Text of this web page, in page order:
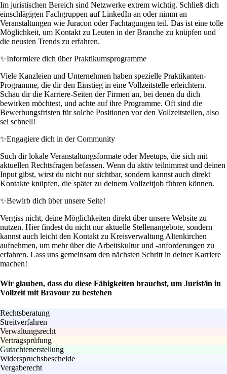
Im juristischen Bereich sind Netzwerke extrem wichtig. Schließ dich
einschlägigen Fachgruppen auf LinkedIn an oder nimm an
Veranstaltungen wie Juracon oder Fachtagungen teil. Das ist eine tolle
Möglichkeit, um Kontakt zu Leuten in der Branche zu knüpfen und
die neusten Trends zu erfahren.
✨Informiere dich über Praktikumsprogramme
Viele Kanzleien und Unternehmen haben spezielle Praktikanten-
Programme, die dir den Einstieg in eine Vollzeitstelle erleichtern.
Schau dir die Karriere-Seiten der Firmen an, bei denen du dich
bewirken möchtest, und achte auf ihre Programme. Oft sind die
Bewerbungsfristen für solche Positionen vor den Vollzeitstellen, also
sei schnell!
✨Engagiere dich in der Community
Such dir lokale Veranstaltungsformate oder Meetups, die sich mit
aktuellen Rechtsfragen befassen. Wenn du aktiv teilnimmst und deinen
Input gibst, wirst du nicht nur sichtbar, sondern kannst auch direkt
Kontakte knüpfen, die später zu deinem Vollzeitjob führen können.
✨Bewirb dich über unsere Seite!
Vergiss nicht, deine Möglichkeiten direkt über unsere Website zu
nutzen. Hier findest du nicht nur aktuelle Stellenangebote, sondern
kannst auch leicht den Kontakt zu Kreisverwaltung Altenkirchen
aufnehmen, um mehr über die Arbeitskultur und -anforderungen zu
erfahren. Lass uns gemeinsam den nächsten Schritt in deiner Karriere
machen!
Wir glauben, dass du diese Fähigkeiten brauchst, um Jurist/in in
Vollzeit mit Bravour zu bestehen
Rechtsberatung
Streitverfahren
Verwaltungsrecht
Vertragsprüfung
Gutachtenerstellung
Widerspruchsbescheide
Vergaberecht